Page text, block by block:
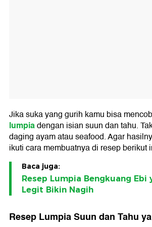
Jika suka yang gurih kamu bisa
lumpiadengan isian suun dan tahu.
daging ayam atau seafood. Agar
ikuti cara membuatnya di resep berikut
Baca juga:
Resep Lumpia Bengkuang Ebi
Legit Bikin Nagih
Resep Lumpia Suun dan Tahu